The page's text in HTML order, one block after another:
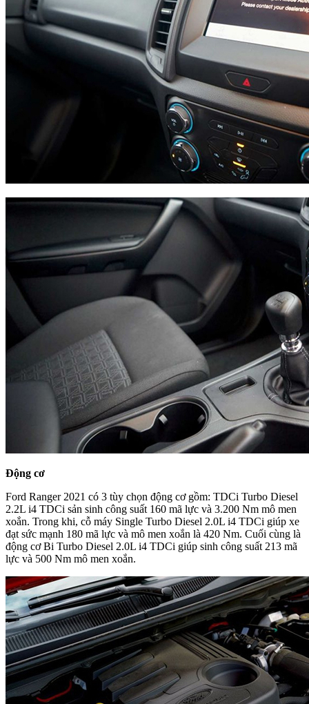
Động cơ
Ford Ranger 2021 có 3 tùy chọn động cơ gồm: TDCi Turbo Diesel
2.2L i4 TDCi sản sinh công suất 160 mã lực và 3.200 Nm mô men
xoắn. Trong khi, cỗ máy Single Turbo Diesel 2.0L i4 TDCi giúp xe
đạt sức mạnh 180 mã lực và mô men xoắn là 420 Nm. Cuối cùng là
động cơ Bi Turbo Diesel 2.0L i4 TDCi giúp sinh công suất 213 mã
lực và 500 Nm mô men xoắn.